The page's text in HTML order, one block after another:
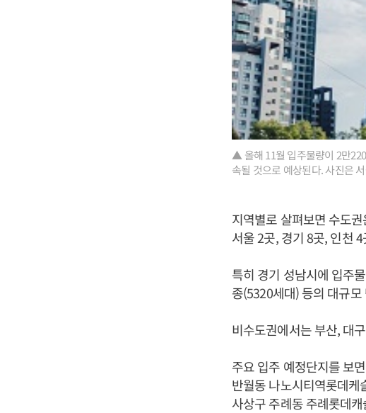
▲ 올해 11월 입주물량이 2만
속될 것으로 예상된다. 사진은
지역별로 살펴보면 수도
서울 2곳, 경기 8곳, 인천
특히 경기 성남시에 입주
종(5320세대) 등의 대규
비수도권에서는 부산, 대
주요 입주 예정단지를 보
반월동 나노시티역롯데
사상구 주례동 주례롯데